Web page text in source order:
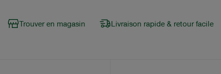
Trouver en magasin Livraison rapide & retour facile